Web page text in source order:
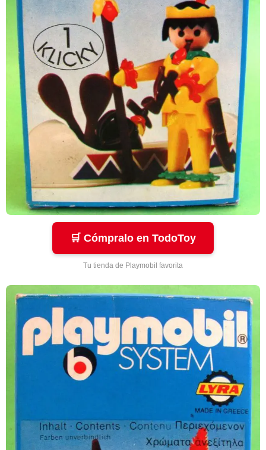
🛒 Cómpralo en TodoToy
Tu tienda de Playmobil favorita